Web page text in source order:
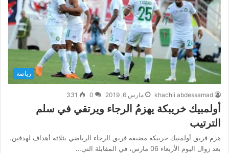
رياضة
khachii abdessamad مارس 6, 2019 0
331
أولمبيك خريبكة يهزمُ الرجاء ويرتقي في سلم
الترتيب
هزم فريق أولمبيك خريبكة مضيفه فريق الرجاء الرياضي بثلاثة أهداف لهدفين،
بعد زوال اليوم الأربعاء 06 مارس، في المقابلة التي…